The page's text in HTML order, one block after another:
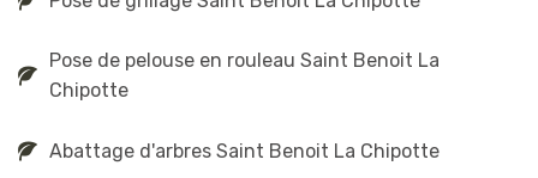
Pose de pelouse en rouleau Saint Benoit La
Chipotte
Abattage d'arbres Saint Benoit La Chipotte